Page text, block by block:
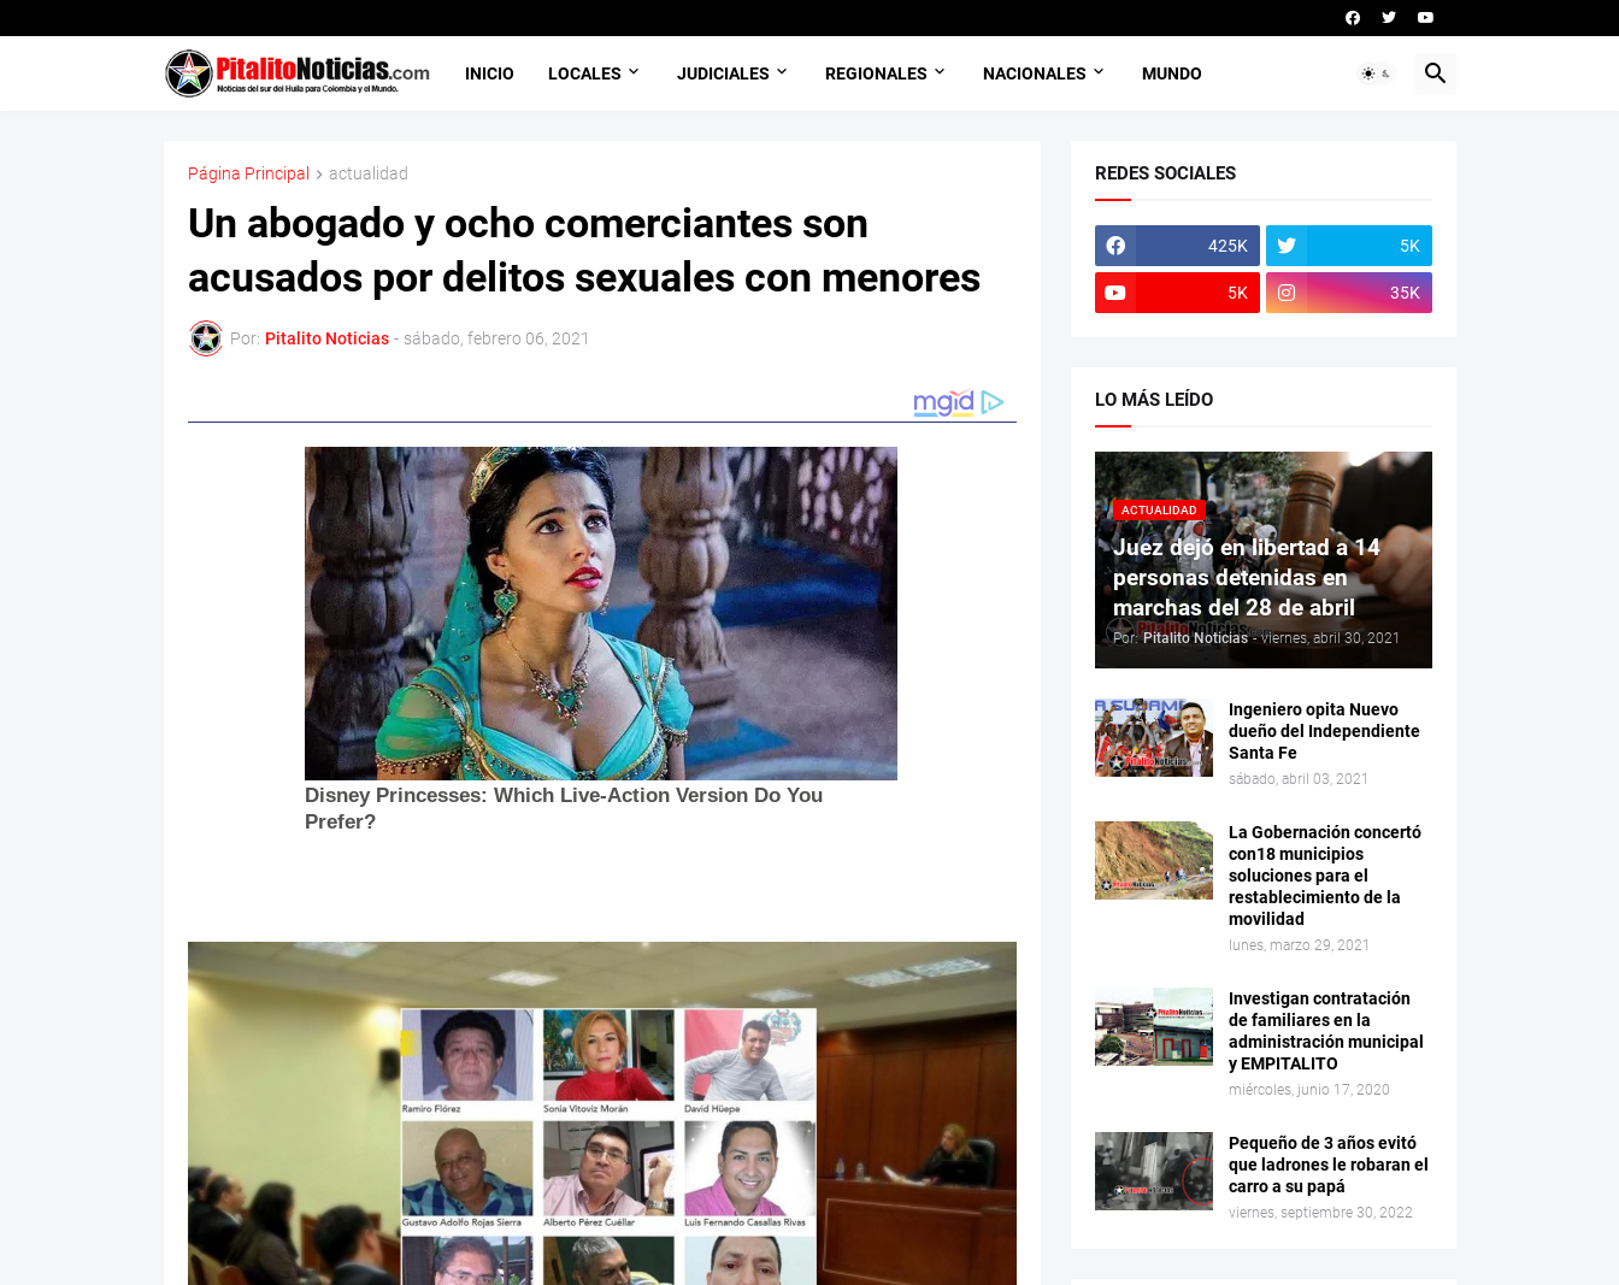
INICIO LOCALES JUDICIALES REGIONALES NACIONALES MUNDO
Página Principal actualidad
Un abogado y ocho comerciantes son
acusados por delitos sexuales con menores
Por: Pitalito Noticias - sábado, febrero 06, 2021
REDES SOCIALES
425K 5K
5K 35K
LO MÁS LEÍDO
ACTUALIDAD
Juez dejó en libertad a 14
personas detenidas en
marchas del 28 de abril
Por: Pitalito Noticias - viernes, abril 30, 2021
Ingeniero opita Nuevo
dueño del Independiente
Santa Fe
sábado, abril 03, 2021
La Gobernación concertó
con18 municipios
soluciones para el
restablecimiento de la
movilidad
lunes, marzo 29, 2021
Investigan contratación
de familiares en la
administración municipal
y EMPITALITO
miércoles, junio 17, 2020
Pequeño de 3 años evitó
que ladrones le robaran el
carro a su papá
viernes, septiembre 30, 2022